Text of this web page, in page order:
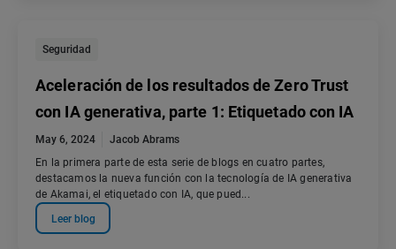
Seguridad
Aceleración de los resultados de Zero Trust
con IA generativa, parte 1: Etiquetado con IA
May 6, 2024
Jacob Abrams
En la primera parte de esta serie de blogs en cuatro partes,
destacamos la nueva función con la tecnología de IA generativa
de Akamai, el etiquetado con IA, que pued...
Leer blog